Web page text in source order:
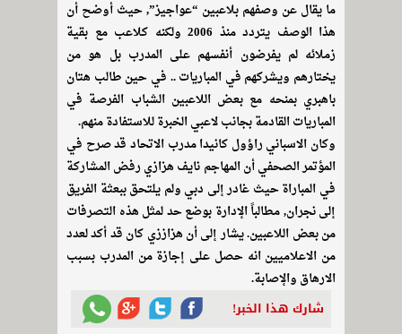
ما يقال عن وصفهم بلاعبين “عواجيز”, حيث أوضح أن
هذا الوصف يتردد منذ 2006 ولكنه كلاعب مع بقية
زملائه لم يفرضون أنفسهم على المدرب بل هو من
يختارهم ويشركهم في المباريات .. في حين طالب هتان
باهبري بمنحه مع بعض اللاعبين الشباب الفرصة في
المباريات القادمة بجانب لاعبي الخبرة للاستفادة منهم.
وكان الاسباني راؤول كانيدا مدرب الاتحاد قد صرح في
المؤتمر الصحفي أن المهاجم نايف هزازي رفض المشاركة
في المباراة حيث غادر إلى دبي ولم يلتحق ببعثة الفريق
إلى نجران, مطالباً الإدارة بوضع حد لمثل هذه التصرفات
من بعض اللاعبين. يشار إلى أن هزاززي كان قد أكد لعدد
من الاعلاميين انه حصل على إجازة من المدرب بسبب
الارهاق والإصابة.
شارك هذا الخبر!